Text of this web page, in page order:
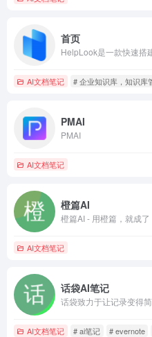
首页
AI文档笔记 # 企业知识库，知识库
PMAI
PMAI
AI文档笔记
橙篇AI
橙篇AI - 用橙篇，就成了
AI文档笔记
话袋AI笔记
AI文档笔记 # ai笔记 # evernote